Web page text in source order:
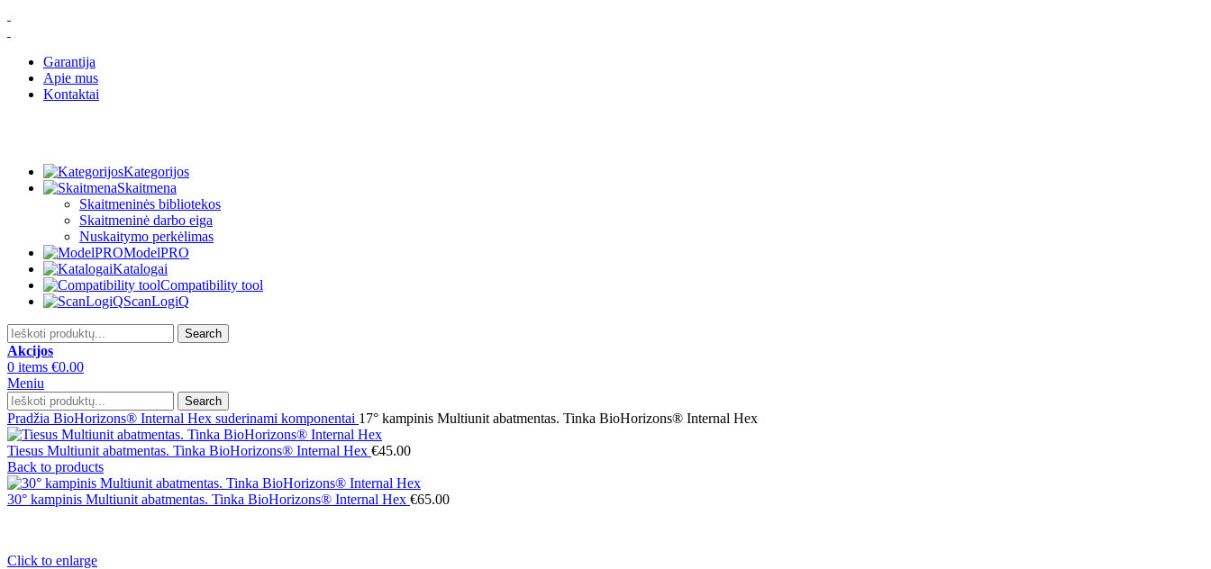
Garantija
Apie mus
Kontaktai
Kategorijos
Skaitmena
Skaitmeninės bibliotekos
Skaitmeninė darbo eiga
Nuskaitymo perkėlimas
ModelPRO
Katalogai
Compatibility tool
ScanLogiQ
Search
Akcijos
0 items €0.00
Meniu
Search
Pradžia BioHorizons® Internal Hex suderinami komponentai 17° kampinis Multiunit abatmentas. Tinka BioHorizons® Internal Hex
Tiesus Multiunit abatmentas. Tinka BioHorizons® Internal Hex €45.00
Back to products
30° kampinis Multiunit abatmentas. Tinka BioHorizons® Internal Hex €65.00
Click to enlarge